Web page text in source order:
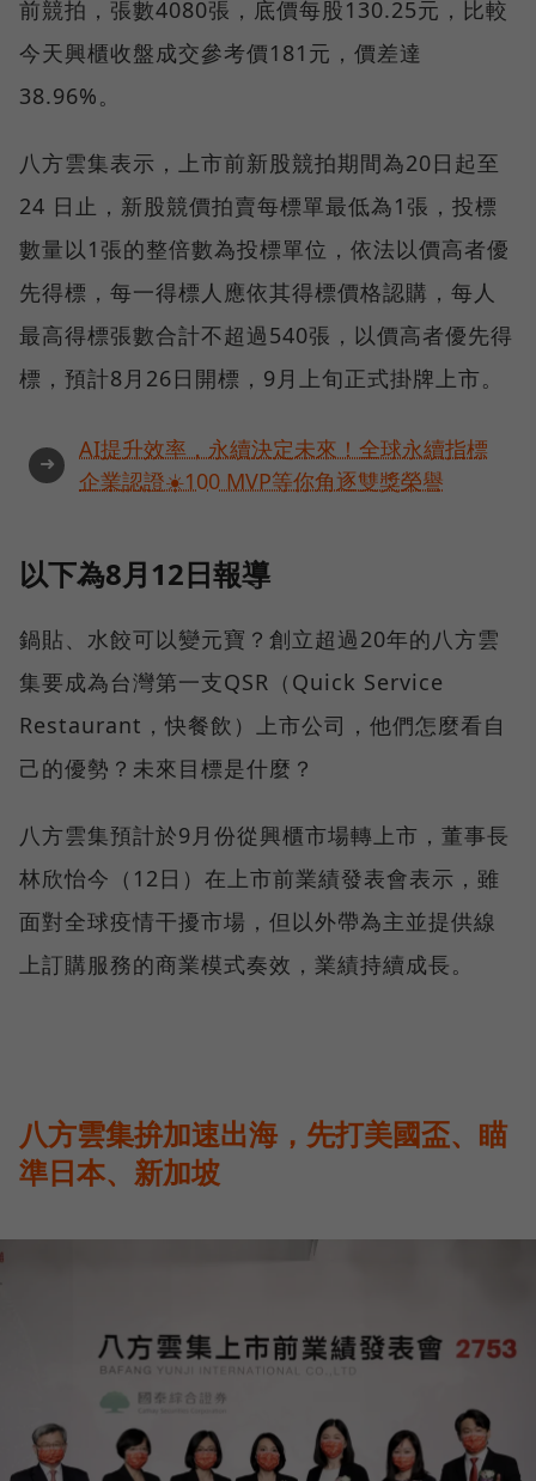
前競拍，張數4080張，底價每股130.25元，比較
今天興櫃收盤成交參考價181元，價差達
38.96%。
八方雲集表示，上市前新股競拍期間為20日起至
24 日止，新股競價拍賣每標單最低為1張，投標
數量以1張的整倍數為投標單位，依法以價高者優
先得標，每一得標人應依其得標價格認購，每人
最高得標張數合計不超過540張，以價高者優先得
標，預計8月26日開標，9月上旬正式掛牌上市。
➜
AI提升效率，永續決定未來！全球永續指標
企業認證☀️100 MVP等你角逐雙獎榮譽
以下為8月12日報導
鍋貼、水餃可以變元寶？創立超過20年的八方雲
集要成為台灣第一支QSR（Quick Service
Restaurant，快餐飲）上市公司，他們怎麼看自
己的優勢？未來目標是什麼？
八方雲集預計於9月份從興櫃市場轉上市，董事長
林欣怡今（12日）在上市前業績發表會表示，雖
面對全球疫情干擾市場，但以外帶為主並提供線
上訂購服務的商業模式奏效，業績持續成長。
八方雲集拚加速出海，先打美國盃、瞄
準日本、新加坡